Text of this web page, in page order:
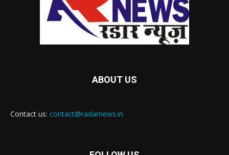
ABOUT US
Contact us: contact@radarnews.in